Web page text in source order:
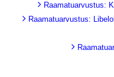
Raamatuarvustus:
Raamatuarvustus: